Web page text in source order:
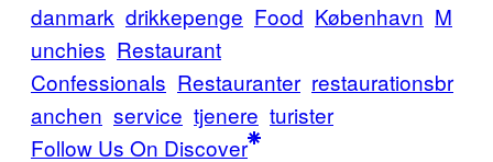
danmark drikkepenge Food København M
unchies Restaurant
Confessionals Restauranter restaurationsbr
anchen service tjenere turister
Follow Us On Discover